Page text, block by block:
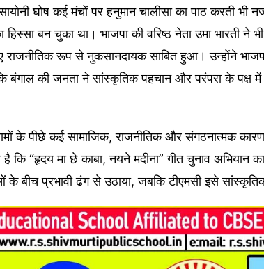
घोष कई मंचों पर हनुमान चालीसा का पाठ करती
हिस्सा बन चुका था। भाजपा की वरिष्ठ नेता उमा भारती ने
राजनीतिक रूप से नुकसानदायक साबित हुआ। उन्होंने
बंगाल की जनता ने सांस्कृतिक पहचान और परंपरा के पक्ष में
के पीछे कई सामाजिक, राजनीतिक और संगठनात्मक
है कि “हृदय मा छे काबा, नयने मदीना” गीत चुनाव अभियान
के बीच प्रभावी ढंग से उठाया, जबकि टीएमसी इसे सांस्कृतिक